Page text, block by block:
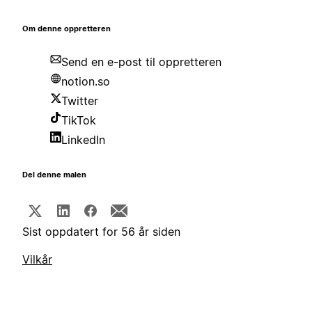
Om denne oppretteren
Send en e-post til oppretteren
notion.so
Twitter
TikTok
LinkedIn
Del denne malen
Sist oppdatert for 56 år siden
Vilkår